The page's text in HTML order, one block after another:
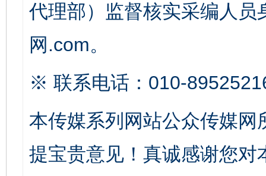
代理部）监督核实采编人员
网.com。
※ 联系电话：010-
本传媒系列网站公众传媒
提宝贵意见！真诚感谢您